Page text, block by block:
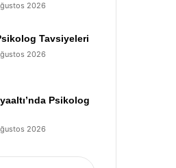
2026
Tavsiyeleri
2026
Psikolog
2026